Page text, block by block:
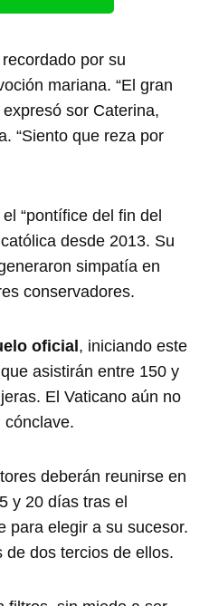
por su
mariana. “El gran
sor Caterina,
“Siento que reza por
“pontífice del fin del
desde 2013. Su
simpatía en
conservadores.
oficial, iniciando este
asistirán entre 150 y
El Vaticano aún no
cónclave.
deberán reunirse en
y 20 días tras el
para elegir a su sucesor.
de dos tercios de ellos.